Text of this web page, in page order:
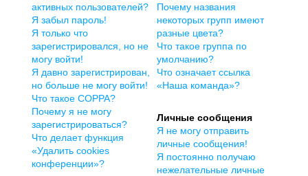
активных пользователей?
Я забыл пароль!
Я только что
зарегистрировался, но не
могу войти!
Я давно зарегистрирован,
но больше не могу войти!
Что такое COPPA?
Почему я не могу
зарегистрироваться?
Что делает функция
«Удалить cookies
конференции»?
Почему названия
некоторых групп имеют
разные цвета?
Что такое группа по
умолчанию?
Что означает ссылка
«Наша команда»?
Личные сообщения
Я не могу отправить
личные сообщения!
Я постоянно получаю
нежелательные личные